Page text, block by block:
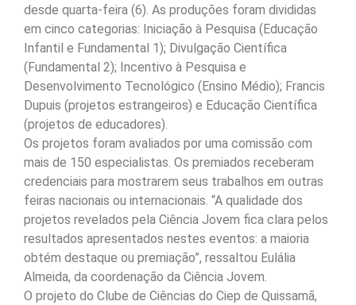
desde quarta-feira (6). As produções foram divididas
em cinco categorias: Iniciação à Pesquisa (Educação
Infantil e Fundamental 1); Divulgação Científica
(Fundamental 2); Incentivo à Pesquisa e
Desenvolvimento Tecnológico (Ensino Médio); Francis
Dupuis (projetos estrangeiros) e Educação Científica
(projetos de educadores).
Os projetos foram avaliados por uma comissão com
mais de 150 especialistas. Os premiados receberam
credenciais para mostrarem seus trabalhos em outras
feiras nacionais ou internacionais. “A qualidade dos
projetos revelados pela Ciência Jovem fica clara pelos
resultados apresentados nestes eventos: a maioria
obtém destaque ou premiação”, ressaltou Eulália
Almeida, da coordenação da Ciência Jovem.
O projeto do Clube de Ciências do Ciep de Quissamã,